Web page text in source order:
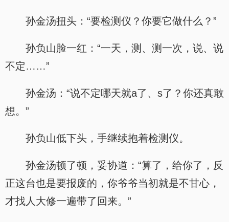
孙金汤扭头：“要检测仪？你要它做什么？”
孙负山脸一红：“一天，测、测一次，说、说
不定……”
孙金汤：“说不定哪天就a了、s了？你还真敢
想。”
孙负山低下头，手继续抱着检测仪。
孙金汤顿了顿，妥协道：“算了，给你了，反
正这台也是要报废的，你爷爷当初就是不甘心，
才找人大修一遍带了回来。”